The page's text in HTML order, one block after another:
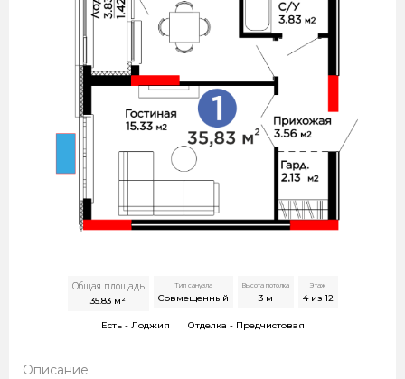
Общая площадь
35.83 м²
Тип санузла
Совмещенный
Высота потолка
3м
Этаж
4 из 12
Есть - Лоджия Отделка - Предчистовая
Описание